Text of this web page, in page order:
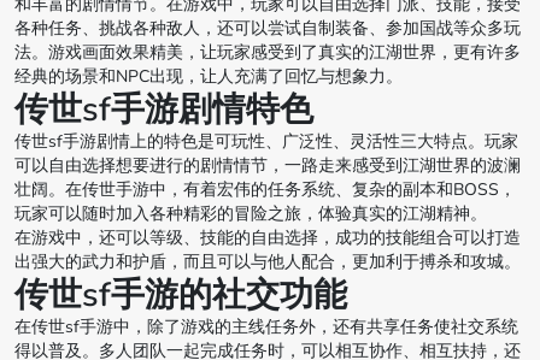
各种任务、挑战各种敌人，还可以尝试自制装备、参加国战等众多玩
法。游戏画面效果精美，让玩家感受到了真实的江湖世界，更有许多
经典的场景和NPC出现，让人充满了回忆与想象力。
传世sf手游剧情特色
传世sf手游剧情上的特色是可玩性、广泛性、灵活性三大特点。玩家
可以自由选择想要进行的剧情情节，一路走来感受到江湖世界的波澜
壮阔。在传世手游中，有着宏伟的任务系统、复杂的副本和BOSS，
玩家可以随时加入各种精彩的冒险之旅，体验真实的江湖精神。
在游戏中，还可以等级、技能的自由选择，成功的技能组合可以打造
出强大的武力和护盾，而且可以与他人配合，更加利于搏杀和攻城。
传世sf手游的社交功能
在传世sf手游中，除了游戏的主线任务外，还有共享任务使社交系统
得以普及。多人团队一起完成任务时，可以相互协作、相互扶持，还